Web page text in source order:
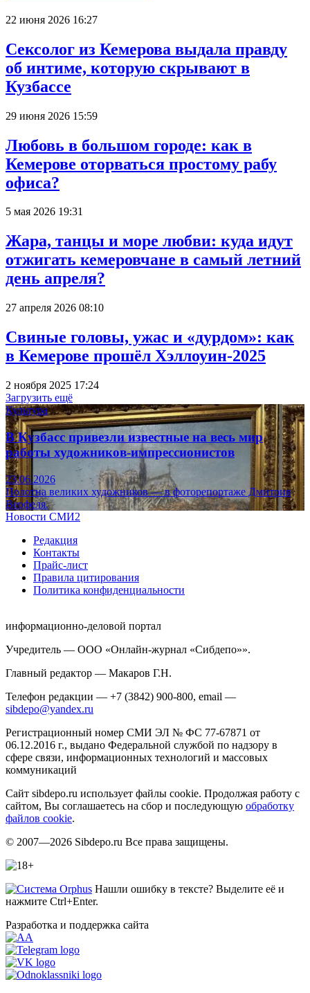
22 июня 2026 16:27
Сексолог из Кемерова выдала правду
об интиме, которую скрывают в
Кузбассе
29 июня 2026 15:59
Любовь в большом городе: как в
Кемерове оторваться простому рабу
офиса?
5 мая 2026 19:31
Жара, танцы и море любви: куда идут
отжигать кемеровчане в самый летний
день апреля?
27 апреля 2026 08:10
Свиные головы, ужас и «дурдом»: как
в Кемерове прошёл Хэллоуин-2025
2 ноября 2025 17:24
Загрузить ещё
Культура
В Кузбасс привезли известные на весь мир
работы художников-импрессионистов
23.06.2026
Полотна великих художников — в фоторепортаже Дмитрия
Верфеля.
Новости СМИ2
Редакция
Контакты
Прайс-лист
Правила цитирования
Политика конфиденциальности
информационно-деловой портал
Учредитель — ООО «Онлайн-журнал «Сибдепо»».
Главный редактор — Макаров Г.Н.
Телефон редакции — +7 (3842) 900-800, email —
sibdepo@yandex.ru
Регистрационный номер СМИ ЭЛ № ФС 77-67871 от
06.12.2016 г., выдано Федеральной службой по надзору в
сфере связи, информационных технологий и массовых
коммуникаций
Сайт sibdepo.ru использует файлы cookie. Продолжая работу с
сайтом, Вы соглашаетесь на сбор и последующую обработку
файлов cookie.
© 2007—2026 Sibdepo.ru Все права защищены.
Нашли ошибку в тексте? Выделите её и
нажмите Ctrl+Enter.
Разработка и поддержка сайта